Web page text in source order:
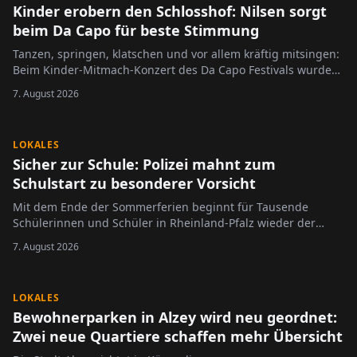
Kinder erobern den Schlosshof: Nilsen sorgt
beim Da Capo für beste Stimmung
Tanzen, springen, klatschen und vor allem kräftig mitsingen:
Beim Kinder-Mitmach-Konzert des Da Capo Festivals wurde
jüngsten Festivalbesucher.
7. August 2026
LOKALES
Sicher zur Schule: Polizei mahnt zum
Schulstart zu besonderer Vorsicht
Mit dem Ende der Sommerferien beginnt für Tausende
Schülerinnen und Schüler in Rheinland-Pfalz wieder der
7. August 2026
LOKALES
Bewohnerparken in Alzey wird neu geordnet:
Zwei neue Quartiere schaffen mehr Übersicht